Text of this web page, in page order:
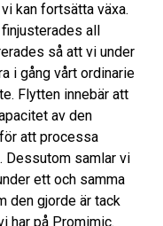
kan fortsätta växa.
all
så att vi under
i gång vårt ordinarie
Flytten innebär att
av den
att processa
Dessutom samlar vi
ett och samma
den gjorde är tack
har på Promimic.